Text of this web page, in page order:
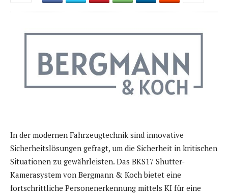
In der modernen Fahrzeugtechnik sind innovative
Sicherheitslösungen gefragt, um die Sicherheit in kritischen
Situationen zu gewährleisten. Das BKS17 Shutter-
Kamerasystem von Bergmann & Koch bietet eine
fortschrittliche Personenerkennung mittels KI für eine